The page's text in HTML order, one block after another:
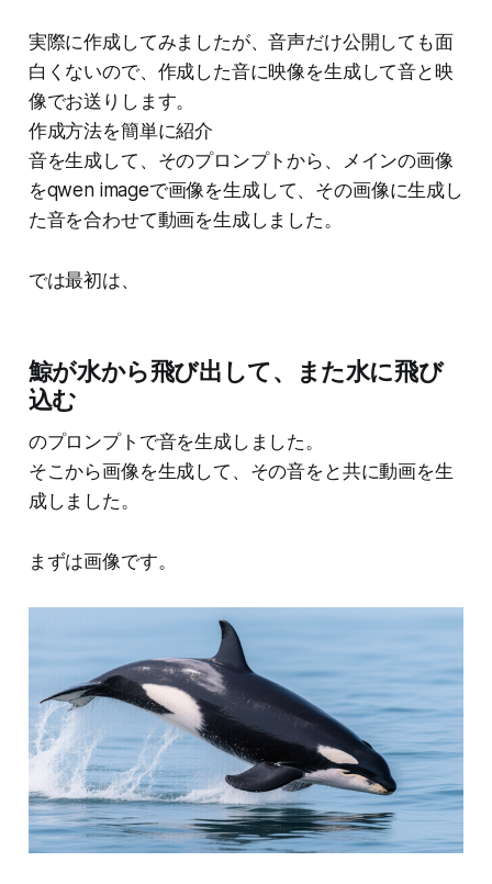
実際に作成してみましたが、音声だけ公開しても面
白くないので、作成した音に映像を生成して音と映
像でお送りします。
作成方法を簡単に紹介
音を生成して、そのプロンプトから、メインの画像
をqwen imageで画像を生成して、その画像に生成し
た音を合わせて動画を生成しました。
では最初は、
鯨が水から飛び出して、また水に飛び
込む
のプロンプトで音を生成しました。
そこから画像を生成して、その音をと共に動画を生
成しました。
まずは画像です。